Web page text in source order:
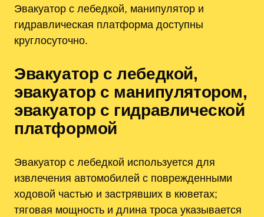
Эвакуатор с лебедкой, манипулятор и
гидравлическая платформа доступны
круглосуточно.
Эвакуатор с лебедкой,
эвакуатор с манипулятором,
эвакуатор с гидравлической
платформой
Эвакуатор с лебедкой используется для
извлечения автомобилей с поврежденными
ходовой частью и застрявших в кюветах;
тяговая мощность и длина троса указывается